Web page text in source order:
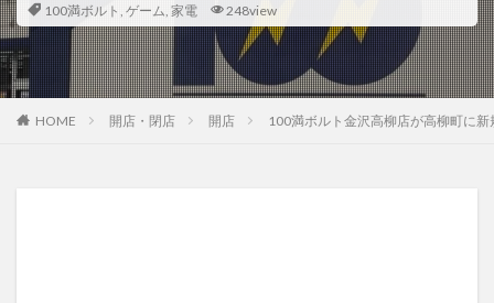
100満ボルト , ゲーム, 家電 248view
HOME 開店・閉店 開店 100満ボルト金沢高柳店が高柳町に